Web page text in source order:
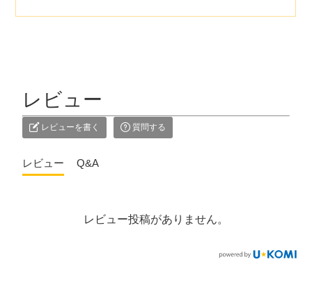
レビュー
レビューを書く 質問する
レビュー Q&A
レビュー投稿がありません。